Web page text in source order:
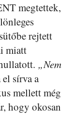
megtettek,
rejtett
miatt
„Nem
sírva a
mellett még
hogy okosan